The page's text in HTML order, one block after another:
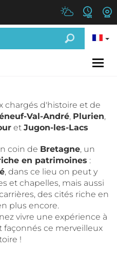
chargés d'histoire et de
Val-André, Plurien,
et Jugon-les-Lacs
coin de Bretagne, un
en patrimoines :
, dans ce lieu on peut y
et chapelles, mais aussi
des cités riche en
plus encore.
vivre une expérience à
façonnés ce merveilleux
!